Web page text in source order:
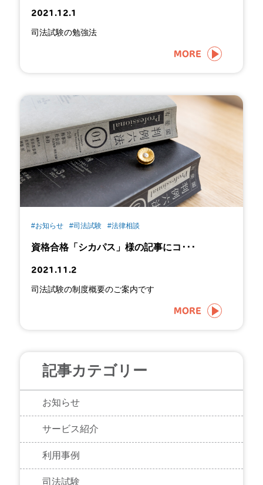
2021.12.1
司法試験の勉強法
MORE
#お知らせ #司法試験 #法律相談
資格合格「シカパス」様の記事にコ･･･
2021.11.2
司法試験の制度概要のご案内です
MORE
記事カテゴリー
お知らせ
サービス紹介
利用事例
司法試験